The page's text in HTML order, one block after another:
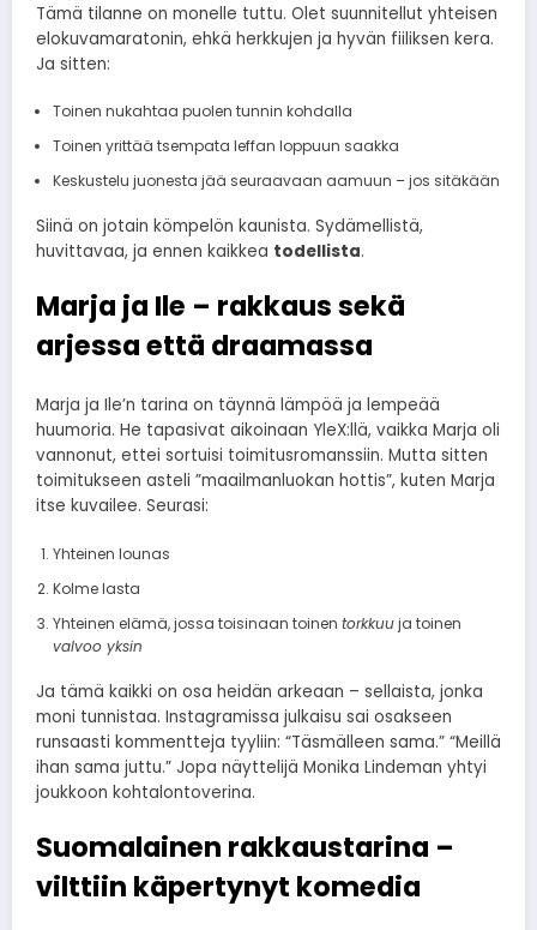
Tämä tilanne on monelle tuttu. Olet suunnitellut yhteisen
elokuvamaratonin, ehkä herkkujen ja hyvän fiiliksen kera.
Ja sitten:
Toinen nukahtaa puolen tunnin kohdalla
Toinen yrittää tsempata leffan loppuun saakka
Keskustelu juonesta jää seuraavaan aamuun – jos sitäkään
Siinä on jotain kömpelön kaunista. Sydämellistä,
huvittavaa, ja ennen kaikkea todellista.
Marja ja Ile – rakkaus sekä
arjessa että draamassa
Marja ja Ile’n tarina on täynnä lämpöä ja lempeää
huumoria. He tapasivat aikoinaan YleX:llä, vaikka Marja oli
vannonut, ettei sortuisi toimitusromanssiin. Mutta sitten
toimitukseen asteli ”maailmanluokan hottis”, kuten Marja
itse kuvailee. Seurasi:
Yhteinen lounas
Kolme lasta
Yhteinen elämä, jossa toisinaan toinen torkkuuja toinen
valvoo yksin
Ja tämä kaikki on osa heidän arkeaan – sellaista, jonka
moni tunnistaa. Instagramissa julkaisu sai osakseen
runsaasti kommentteja tyyliin: “Täsmälleen sama.” “Meillä
ihan sama juttu.” Jopa näyttelijä Monika Lindeman yhtyi
joukkoon kohtalontoverina.
Suomalainen rakkaustarina –
vilttiin käpertynyt komedia